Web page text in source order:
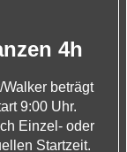
4h
beträgt
9:00 Uhr.
Einzel- oder
Startzeit.